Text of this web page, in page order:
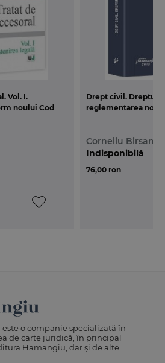
Vol. I.
noului Cod
Drept civil.
reglementarea
Corneliu Birsan
76,00 ron
Indisponibilă
o companie specializată în
de carte juridică, în principal
Hamangiu, dar și de alte